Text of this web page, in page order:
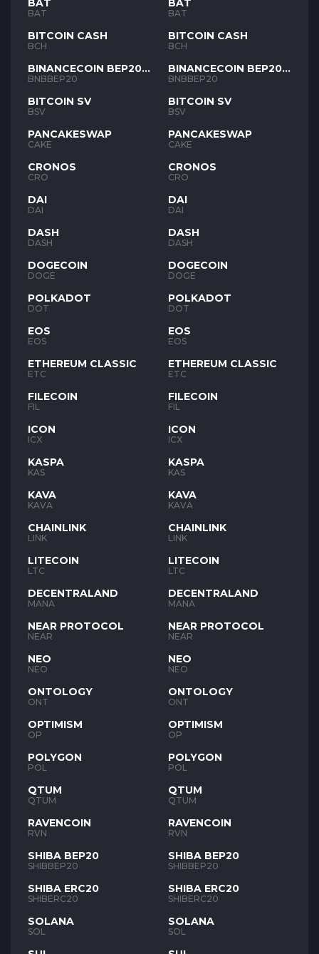
BAT
BAT
BITCOIN CASH
BCH
BINANCECOIN BEP20
BNB
BNBBEP20
BITCOIN SV
BSV
PANCAKESWAP
CAKE
CRONOS
CRO
DAI
DAI
DASH
DASH
DOGECOIN
DOGE
POLKADOT
DOT
EOS
EOS
ETHEREUM CLASSIC
ETC
FILECOIN
FIL
ICON
ICX
KASPA
KAS
KAVA
KAVA
CHAINLINK
LINK
LITECOIN
LTC
DECENTRALAND
MANA
NEAR PROTOCOL
NEAR
NEO
NEO
ONTOLOGY
ONT
OPTIMISM
OP
POLYGON
POL
QTUM
QTUM
RAVENCOIN
RVN
SHIBA BEP20
SHIBBEP20
SHIBA ERC20
SHIBERC20
SOLANA
SOL
BAT
BAT
BITCOIN CASH
BCH
BINANCECOIN BEP20
BNB
BNBBEP20
BITCOIN SV
BSV
PANCAKESWAP
CAKE
CRONOS
CRO
DAI
DAI
DASH
DASH
DOGECOIN
DOGE
POLKADOT
DOT
EOS
EOS
ETHEREUM CLASSIC
ETC
FILECOIN
FIL
ICON
ICX
KASPA
KAS
KAVA
KAVA
CHAINLINK
LINK
LITECOIN
LTC
DECENTRALAND
MANA
NEAR PROTOCOL
NEAR
NEO
NEO
ONTOLOGY
ONT
OPTIMISM
OP
POLYGON
POL
QTUM
QTUM
RAVENCOIN
RVN
SHIBA BEP20
SHIBBEP20
SHIBA ERC20
SHIBERC20
SOLANA
SOL